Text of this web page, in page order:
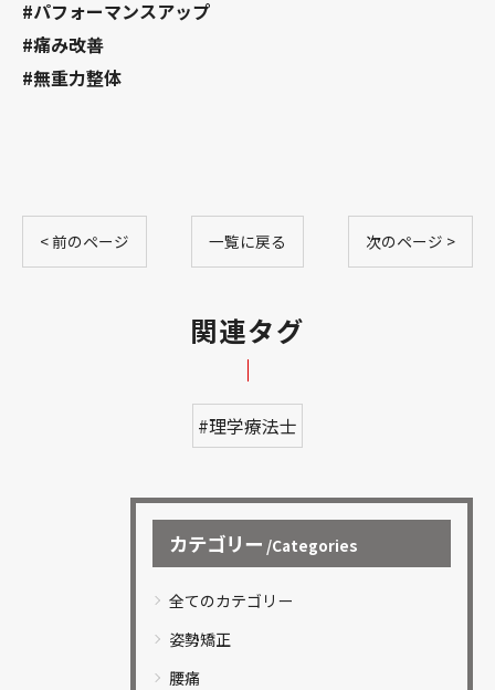
#パフォーマンスアップ
#痛み改善
#無重力整体
< 前のページ 一覧に戻る 次のページ >
関連タグ
#理学療法士
カテゴリー Categories
全てのカテゴリー
姿勢矯正
腰痛